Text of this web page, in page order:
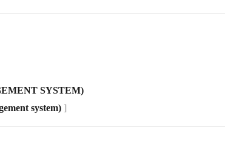
SYSTEM)
system) ]